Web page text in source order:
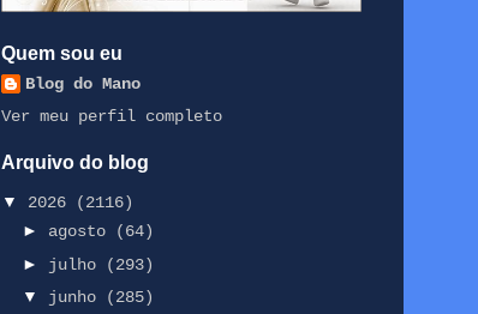
Quem sou eu
Blog do Mano
Ver meu perfil completo
Arquivo do blog
▼ 2026
(2116)
► agosto
(64)
► julho
(293)
▼ junho
(285)